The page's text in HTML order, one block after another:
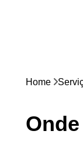
Home